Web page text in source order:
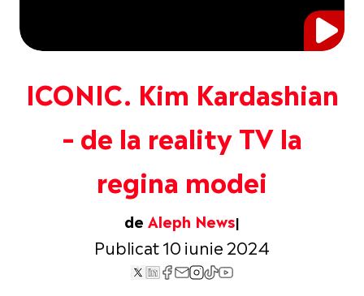
ICONIC. Kim Kardashian
– de la reality TV la
regina modei
de Aleph News
Publicat 10 iunie 2024